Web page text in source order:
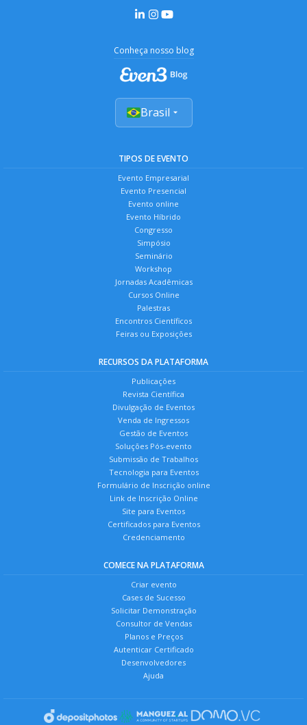
Conheça nosso blog
Brasil
TIPOS DE EVENTO
Evento Empresarial
Evento Presencial
Evento online
Evento Híbrido
Congresso
Simpósio
Seminário
Workshop
Jornadas Acadêmicas
Cursos Online
Palestras
Encontros Científicos
Feiras ou Exposições
RECURSOS DA PLATAFORMA
Publicações
Revista Científica
Divulgação de Eventos
Venda de Ingressos
Gestão de Eventos
Soluções Pós-evento
Submissão de Trabalhos
Tecnologia para Eventos
Formulário de Inscrição online
Link de Inscrição Online
Site para Eventos
Certificados para Eventos
Credenciamento
COMECE NA PLATAFORMA
Criar evento
Cases de Sucesso
Solicitar Demonstração
Consultor de Vendas
Planos e Preços
Autenticar Certificado
Desenvolvedores
Ajuda